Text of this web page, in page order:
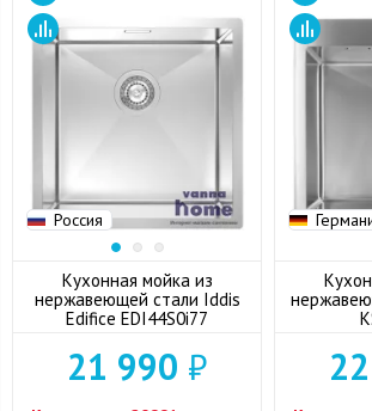
Россия
Кухонная мойка из
нержавеющей стали Iddis
Edifice EDI44S0i77
21 990 ₽